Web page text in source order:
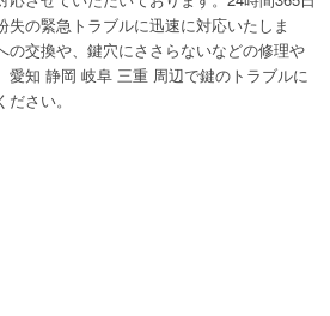
の緊急トラブルに迅速に対応いたしま
の交換や、鍵穴にささらないなどの修理や
愛知 静岡 岐阜 三重 周辺で鍵のトラブルに
さい。